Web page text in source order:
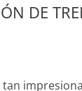
DE